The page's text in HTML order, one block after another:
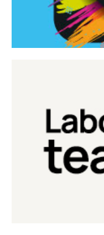
Laboratorio di